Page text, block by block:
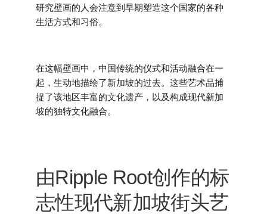
研究壁画的人会注意到早期塑造这个国家的各种
生活方式和习俗。
在这幅壁画中，中国传统的仪式和活动融合在一
起，生动地描绘了新加坡的过去。这些艺术品捕
捉了该地区丰富的文化遗产，以及构成现代新加
坡的独特文化融合。
由Ripple Root创作的标
志性现代新加坡街头艺